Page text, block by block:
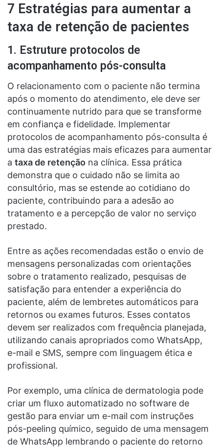
7 Estratégias para aumentar a
taxa de retenção de pacientes
1. Estruture protocolos de
acompanhamento pós-consulta
O relacionamento com o paciente não termina
após o momento do atendimento, ele deve ser
continuamente nutrido para que se transforme
em confiança e fidelidade. Implementar
protocolos de acompanhamento pós-consulta é
uma das estratégias mais eficazes para aumentar
a taxa de retenção na clínica. Essa prática
demonstra que o cuidado não se limita ao
consultório, mas se estende ao cotidiano do
paciente, contribuindo para a adesão ao
tratamento e a percepção de valor no serviço
prestado.
Entre as ações recomendadas estão o envio de
mensagens personalizadas com orientações
sobre o tratamento realizado, pesquisas de
satisfação para entender a experiência do
paciente, além de lembretes automáticos para
retornos ou exames futuros. Esses contatos
devem ser realizados com frequência planejada,
utilizando canais apropriados como WhatsApp,
e-mail e SMS, sempre com linguagem ética e
profissional.
Por exemplo, uma clínica de dermatologia pode
criar um fluxo automatizado no software de
gestão para enviar um e-mail com instruções
pós-peeling químico, seguido de uma mensagem
de WhatsApp lembrando o paciente do retorno